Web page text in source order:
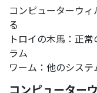
コンピューターウ
る
トロイの木馬：正
ラム
ワーム：他のシス
コンピューター